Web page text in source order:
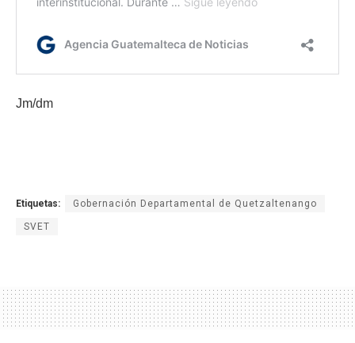
Jm/dm
Etiquetas: Gobernación Departamental de Quetzaltenango
SVET